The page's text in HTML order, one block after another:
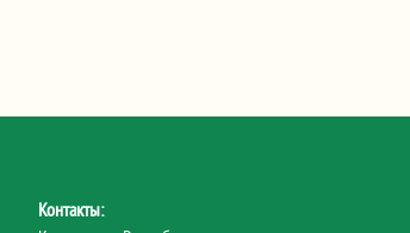
Контакты: